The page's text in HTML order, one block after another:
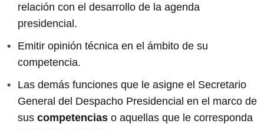
relación con el desarrollo de la agenda
presidencial.
Emitir opinión técnica en el ámbito de su
competencia.
Las demás funciones que le asigne el Secretario
General del Despacho Presidencial en el marco de
sus competencias o aquellas que le corresponda